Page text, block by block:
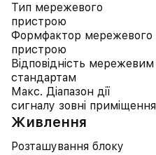
Тип мережевого
пристрою
Формфактор мережевого
пристрою
Відповідність мережевим
стандартам
Макс. Діапазон дії
сигналу зовні приміщення
Живлення
Розташування блоку